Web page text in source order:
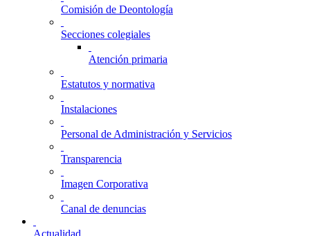
Comisión de Deontología
Secciones colegiales
Atención primaria
Estatutos y normativa
Instalaciones
Personal de Administración y Servicios
Transparencia
Imagen Corporativa
Canal de denuncias
Actualidad